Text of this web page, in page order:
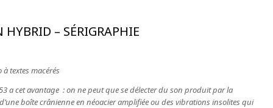
HYBRID – SÉRIGRAPHIE
à textes macérés
a cet avantage : on ne peut que se délecter du son produit par la
boîte crânienne en néoacier amplifiée ou des vibrations insolites qui